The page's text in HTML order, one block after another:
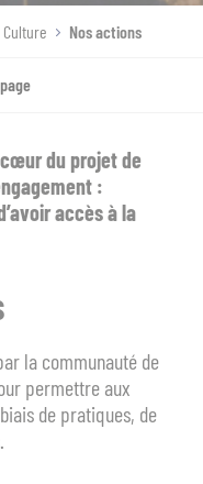
Culture Nos actions
du projet de
:
accès à la
la communauté de
permettre aux
de pratiques, de